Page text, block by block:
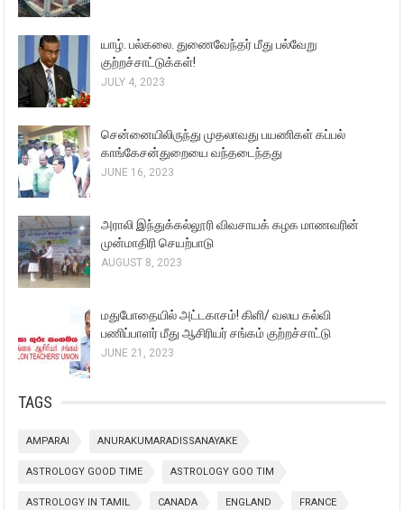
யாழ். பல்கலை. துணைவேந்தர் மீது பல்வேறு
குற்றச்சாட்டுக்கள்!
JULY 4, 2023
சென்னையிலிருந்து முதலாவது பயணிகள் கப்பல்
காங்கேசன்துறையை வந்தடைந்தது
JUNE 16, 2023
அராலி இந்துக்கல்லூரி விவசாயக் கழக மாணவரின்
முன்மாதிரி செயற்பாடு
AUGUST 8, 2023
மதுபோதையில் அட்டகாசம்! கிளி/ வலய கல்வி
பணிப்பாளர் மீது ஆசிரியர் சங்கம் குற்றச்சாட்டு
JUNE 21, 2023
TAGS
AMPARAI ANURAKUMARADISSANAYAKE
ASTROLOGY GOOD TIME ASTROLOGY GOO TIM
ASTROLOGY IN TAMIL CANADA ENGLAND FRANCE